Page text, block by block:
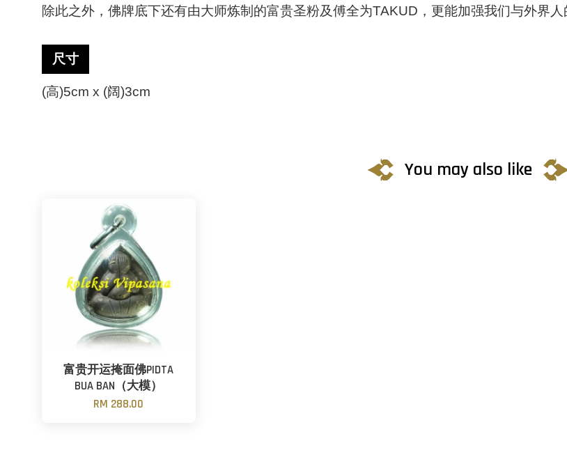
除此之外，佛牌底下还有由大师炼制的富贵圣粉及傅全为TAKUD，更能加强我们与外界
尺寸
(高)5cm x (阔)3cm
You may also like
富贵开运掩面佛PIDTA
BUA BAN（大模）
RM 288.00